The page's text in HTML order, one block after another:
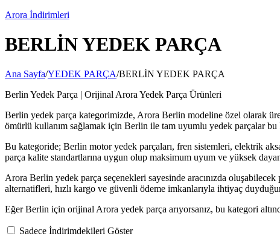
Arora İndirimleri
BERLİN YEDEK PARÇA
Ana Sayfa/YEDEK PARÇA/BERLİN YEDEK PARÇA
Berlin Yedek Parça | Orijinal Arora Yedek Parça Ürünleri
Berlin yedek parça kategorimizde, Arora Berlin modeline özel olarak
ömürlü kullanım sağlamak için Berlin ile tam uyumlu yedek parçalar bu
Bu kategoride; Berlin motor yedek parçaları, fren sistemleri, elektrik
parça kalite standartlarına uygun olup maksimum uyum ve yüksek
Arora Berlin yedek parça seçenekleri sayesinde aracınızda
alternatifleri, hızlı kargo ve güvenli ödeme imkanlarıyla ihtiyaç
Eğer Berlin için orijinal Arora yedek parça arıyorsanız, bu kategori
Sadece İndirimdekileri Göster